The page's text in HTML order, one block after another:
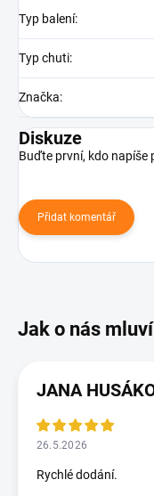
Typ balení:
Typ chuti:
Značka:
Diskuze
Buďte první, kdo napíše
Přidat komentář
JANA
26.5.2026
Rychlé dodání.